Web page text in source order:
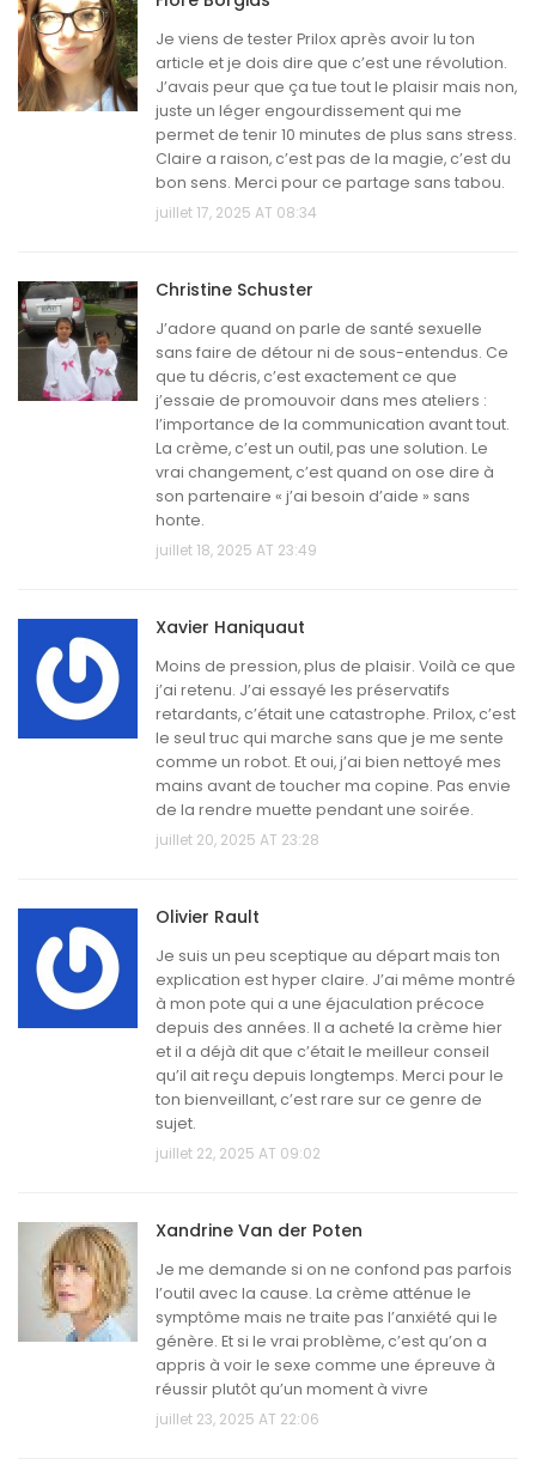
Je viens de tester Prilox après avoir lu ton
article et je dois dire que c’est une révolution.
J’avais peur que ça tue tout le plaisir mais non,
juste un léger engourdissement qui me
permet de tenir 10 minutes de plus sans stress.
Claire a raison, c’est pas de la magie, c’est du
bon sens. Merci pour ce partage sans tabou.
juillet 17, 2025 AT 08:34
Christine Schuster
J’adore quand on parle de santé sexuelle
sans faire de détour ni de sous-entendus. Ce
que tu décris, c’est exactement ce que
j’essaie de promouvoir dans mes ateliers :
l’importance de la communication avant tout.
La crème, c’est un outil, pas une solution. Le
vrai changement, c’est quand on ose dire à
son partenaire « j’ai besoin d’aide » sans
honte.
juillet 18, 2025 AT 23:49
Xavier Haniquaut
Moins de pression, plus de plaisir. Voilà ce que
j’ai retenu. J’ai essayé les préservatifs
retardants, c’était une catastrophe. Prilox, c’est
le seul truc qui marche sans que je me sente
comme un robot. Et oui, j’ai bien nettoyé mes
mains avant de toucher ma copine. Pas envie
de la rendre muette pendant une soirée.
juillet 20, 2025 AT 23:28
Olivier Rault
Je suis un peu sceptique au départ mais ton
explication est hyper claire. J’ai même montré
à mon pote qui a une éjaculation précoce
depuis des années. Il a acheté la crème hier
et il a déjà dit que c’était le meilleur conseil
qu’il ait reçu depuis longtemps. Merci pour le
ton bienveillant, c’est rare sur ce genre de
sujet.
juillet 22, 2025 AT 09:02
Xandrine Van der Poten
Je me demande si on ne confond pas parfois
l’outil avec la cause. La crème atténue le
symptôme mais ne traite pas l’anxiété qui le
génère. Et si le vrai problème, c’est qu’on a
appris à voir le sexe comme une épreuve à
réussir plutôt qu’un moment à vivre
juillet 23, 2025 AT 22:06